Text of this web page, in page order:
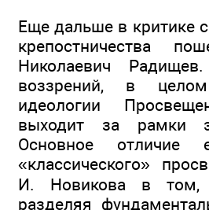
Еще дальше в критике
крепостничества
Николаевич
воззрений, в целом
идеологии
выходит за рамки
Основное
«классического»
И. Новикова в том,
разделяя